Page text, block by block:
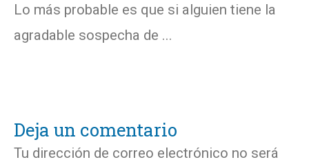
Lo más probable es que si alguien tiene la
agradable sospecha de ...
Deja un comentario
Tu dirección de correo electrónico no será